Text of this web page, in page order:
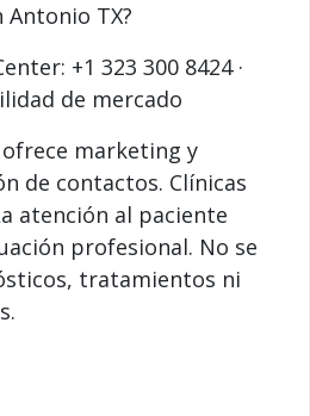
Antonio TX?
+1 323 300 8424 ·
de mercado
marketing y
de contactos. Clínicas
atención al paciente
profesional. No se
tratamientos ni